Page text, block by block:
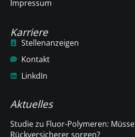
Impressum
Karriere
Stellenanzeigen
Kontakt
LinkdIn
Aktuelles
Studie zu Fluor-Polymeren:
Rückversicherer sorgen?